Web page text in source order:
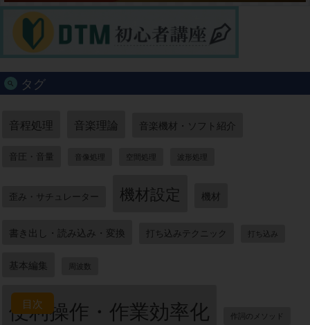
目次
タグ
音程処理 音楽理論 音楽機材・ソフト紹介
音圧・音量 音像処理 空間処理 波形処理
歪み・サチュレーター 機材設定 機材
書き出し・読み込み・変換 打ち込みテクニック 打ち込み
基本編集 周波数
便利操作・作業効率化 作詞のメソッド